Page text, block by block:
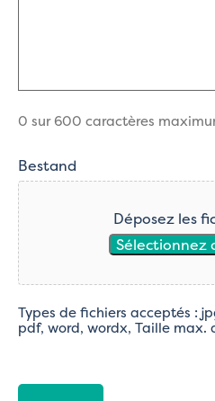
0 sur 600 caractères
Bestand
Déposez les
Sélectionnez
Types de fichiers acceptés :
pdf, word, wordx, Taille max.